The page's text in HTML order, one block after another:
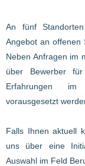
An fünf
Angebot an offenen
Neben Anfragen im
über Bewerber
Erfahrungen im
vorausgesetzt
Falls Ihnen aktuell
uns über eine
Auswahl im Feld